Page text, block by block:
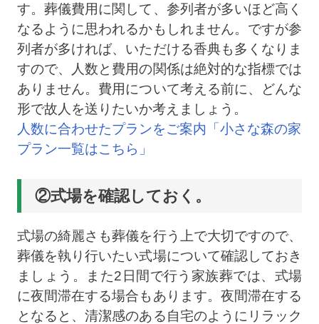
す。葬儀費用に関して、参列者が多いほど高く
なるように思われるかもしれません。ですが参
列者が多ければ、いただける香典も多くなりま
すので、人数と費用の関係は絶対的な指標では
ありません。費用について考える前に、どんな
形で故人を送りたいか考えましょう。
人数に合わせたプランをご案内「小さな森の家
プラン一覧はこちら」
②式場を確認しておく。
式場の綺麗さも葬儀を行う上で大切ですので、
葬儀を執り行いたい式場について確認しておき
ましょう。また2日間で行う家族葬では、式場
に夜間滞在する場合もあります。夜間滞在する
となると、清潔感のある自宅のようにリラック